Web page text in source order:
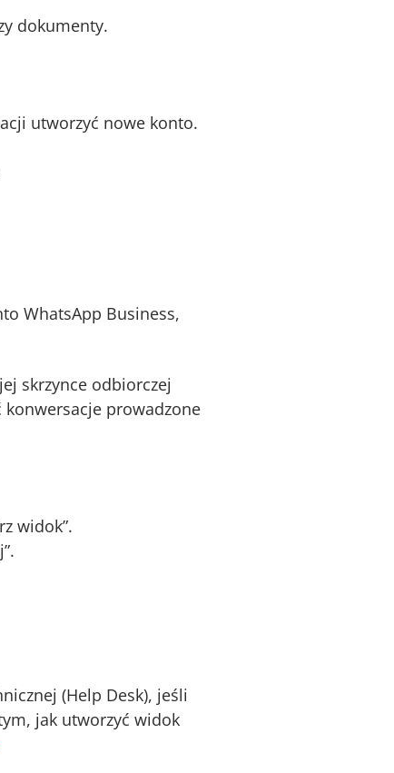
dokumenty.
utworzyć nowe konto.
WhatsApp Business,
skrzynce odbiorczej
prowadzone
widok”.
(Help Desk), jeśli
jak utworzyć widok